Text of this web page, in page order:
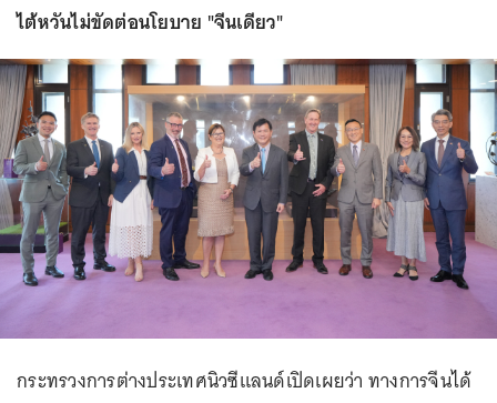
ไต้หวันไม่ขัดต่อนโยบาย "จีนเดียว"
กระทรวงการต่างประเทศนิวซีแลนด์เปิดเผยว่า ทางการจีนได้